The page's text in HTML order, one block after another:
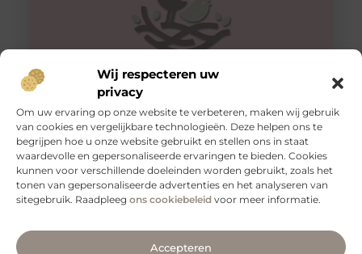
Wij respecteren uw
privacy
Om uw ervaring op onze website te verbeteren, maken wij gebruik
van cookies en vergelijkbare technologieën. Deze helpen ons te
begrijpen hoe u onze website gebruikt en stellen ons in staat
waardevolle en gepersonaliseerde ervaringen te bieden. Cookies
kunnen voor verschillende doeleinden worden gebruikt, zoals het
tonen van gepersonaliseerde advertenties en het analyseren van
sitegebruik. Raadpleeg ons cookiebeleid voor meer informatie.
Accepteren
De procedure van een schaamlip correctie
Tegenwoordig maken technologische ontwikkelingen
dat er steeds meer mogelijk is. We kunnen allerlei
ingrepen en procedures doorlopen om een betere